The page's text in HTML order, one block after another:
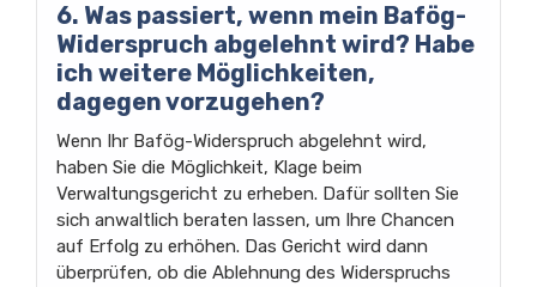
6. Was passiert, wenn mein Bafög-
Widerspruch abgelehnt wird? Habe
ich weitere Möglichkeiten,
dagegen vorzugehen?
Wenn Ihr Bafög-Widerspruch abgelehnt wird,
haben Sie die Möglichkeit, Klage beim
Verwaltungsgericht zu erheben. Dafür sollten Sie
sich anwaltlich beraten lassen, um Ihre Chancen
auf Erfolg zu erhöhen. Das Gericht wird dann
überprüfen, ob die Ablehnung des Widerspruchs